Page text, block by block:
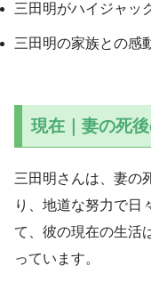
三田明がハイジャッ
三田明の家族との感
現在｜妻の死
三田明さんは、妻の
り、地道な努力で日
て、彼の現在の生活
っています。